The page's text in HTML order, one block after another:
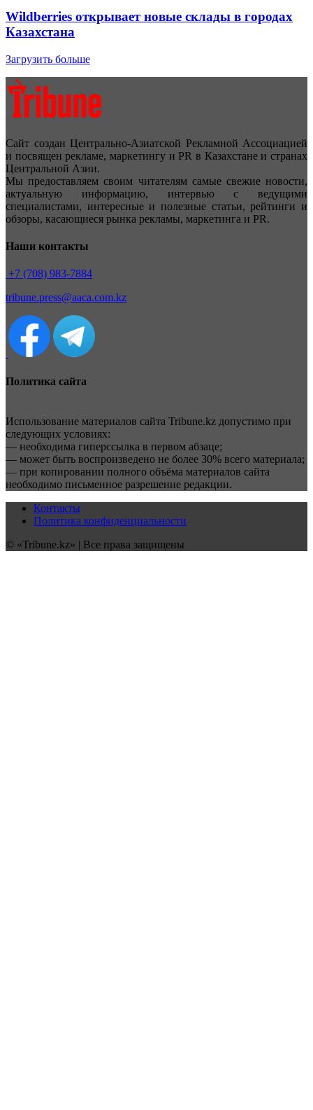
Wildberries открывает новые склады в городах
Казахстана
Загрузить больше
Сайт создан Центрально-Азиатской Рекламной Ассоциацией
и посвящен рекламе, маркетингу и PR в Казахстане и странах
Центральной Азии.
Мы предоставляем своим читателям самые свежие новости,
актуальную информацию, интервью с ведущими
специалистами, интересные и полезные статьи, рейтинги и
обзоры, касающиеся рынка рекламы, маркетинга и PR.
Наши контакты
+7 (708) 983-7884
tribune.press@aaca.com.kz
Политика сайта
Использование материалов сайта Tribune.kz допустимо при
следующих условиях:
— необходима гиперссылка в первом абзаце;
— может быть воспроизведено не более 30% всего материала;
— при копировании полного объёма материалов сайта
необходимо письменное разрешение редакции.
Контакты
Политика конфиденциальности
© «Tribune.kz» | Все права защищены